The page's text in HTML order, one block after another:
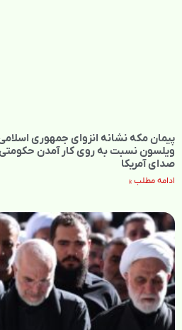
پیمان مکه نشانه انزوای جمهوری
ویلسون نسبت به روی کار آمدن حکومتی
صدای آمریکا
ادامه مطلب »